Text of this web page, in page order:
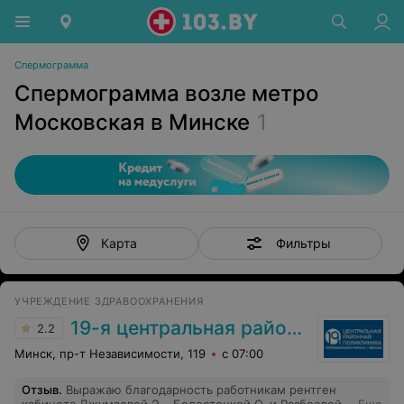
Спермограмма
Спермограмма возле метро
Московская в Минске 1
Карта Фильтры
УЧРЕЖДЕНИЕ ЗДРАВООХРАНЕНИЯ
2.2 19-я центральная районная поликлиника Первомайского района г. Минска
Минск, пр-т Независимости, 119 с 07:00
Отзыв. Выражаю благодарность работникам рентген